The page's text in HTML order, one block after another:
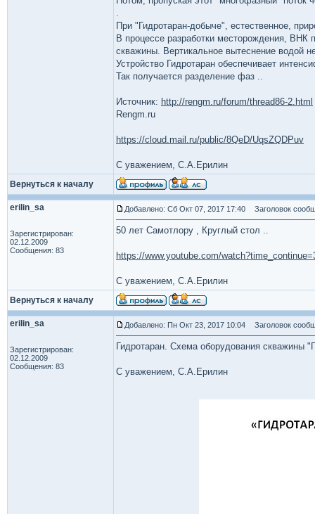
.
При "Гидротаран-добыче", естественное,
В процессе разработки месторождения,
скважины. Вертикальное вытеснение водой
Устройство Гидротаран обеспечивает
Так получается разделение фаз ..
Источник: http://rengm.ru/forum/thread86-2.html
Rengm.ru
https://cloud.mail.ru/public/8QeD/UqsZQDPuv
С уважением, С.А.Ерилин
Вернуться к началу
erilin_sa
Зарегистрирован:
02.12.2009
Сообщения: 83
Добавлено: Сб Окт 07, 2017 17:40 Заголовок
50 лет Самотлору , Круглый стол ..
https://www.youtube.com/
С уважением, С.А.Ерилин
Вернуться к началу
erilin_sa
Зарегистрирован:
02.12.2009
Сообщения: 83
Добавлено: Пн Окт 23, 2017 10:04 Заголовок
Гидротаран. Схема оборудования скважины
С уважением, С.А.Ерилин